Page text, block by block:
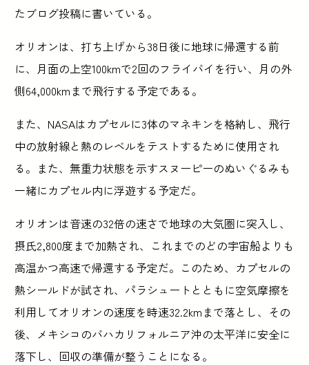
たブログ投稿に書いている。
オリオンは、打ち上げから38日後に地球に帰還する前
に、月面の上空100kmで2回のフライバイを行い、月の外
側64,000kmまで飛行する予定である。
また、NASAはカプセルに3体のマネキンを格納し、飛行
中の放射線と熱のレベルをテストするために使用され
る。また、無重力状態を示すスヌーピーのぬいぐるみも
一緒にカプセル内に浮遊する予定だ。
オリオンは音速の32倍の速さで地球の大気圏に突入し、
摂氏2,800度まで加熱され、これまでのどの宇宙船よりも
高温かつ高速で帰還する予定だ。このため、カプセルの
熱シールドが試され、パラシュートとともに空気摩擦を
利用してオリオンの速度を時速32.2kmまで落とし、その
後、メキシコのバハカリフォルニア沖の太平洋に安全に
落下し、回収の準備が整うことになる。